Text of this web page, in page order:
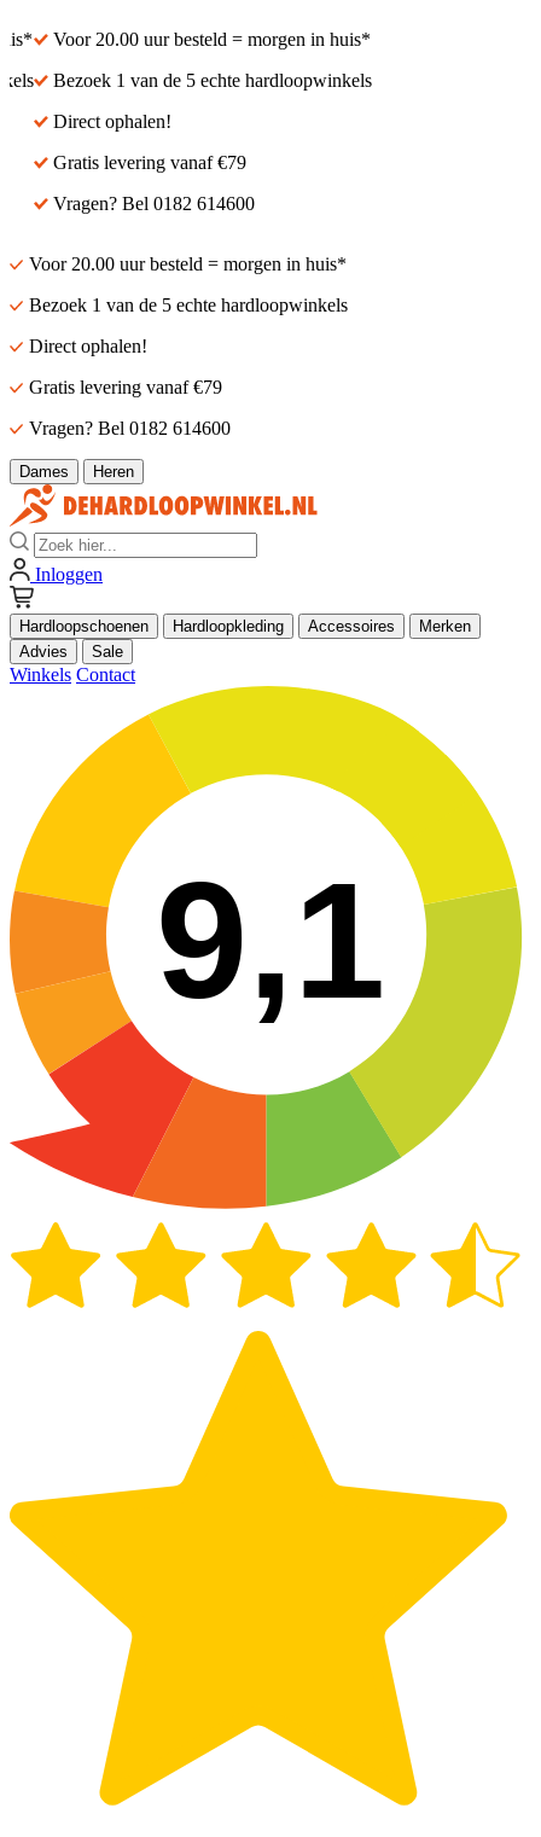
Voor 20.00 uur besteld = morgen in huis*
Bezoek 1 van de 5 echte hardloopwinkels
Direct ophalen!
Gratis levering vanaf €79
Vragen? Bel 0182 614600
Voor 20.00 uur besteld = morgen in huis*
Bezoek 1 van de 5 echte hardloopwinkels
Direct ophalen!
Gratis levering vanaf €79
Vragen? Bel 0182 614600
Dames Heren
Zoek
Inloggen
Hardloopschoenen Hardloopkleding Accessoires
Merken
Advies
Sale
Winkels Contact
9,1